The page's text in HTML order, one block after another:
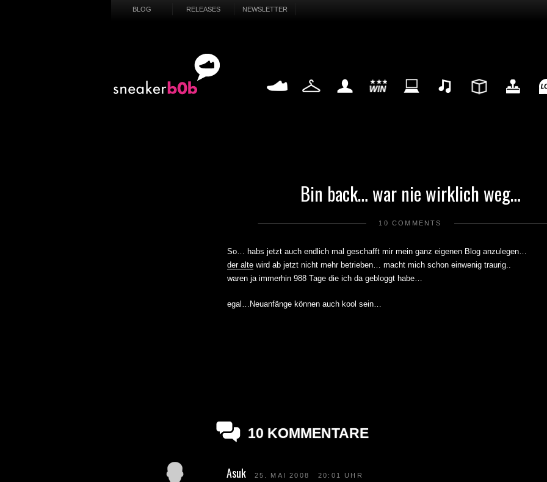
BLOG RELEASES NEWSLETTER
Bin back… war nie wirklich weg…
10 COMMENTS
So… habs jetzt auch endlich mal geschafft mir mein ganz eigenen Blog anzulegen…
der alte wird ab jetzt nicht mehr betrieben… macht mich schon einwenig traurig..
waren ja immerhin 988 Tage die ich da gebloggt habe…
egal…Neuanfänge können auch kool sein…
10 KOMMENTARE
Asuk 25. MAI 2008 20:01 UHR